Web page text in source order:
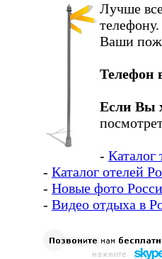
Лучше
Ваши
Телефон
Если Вы
- Каталог
- Каталог отелей
- Новые фото
- Видео отдыха в